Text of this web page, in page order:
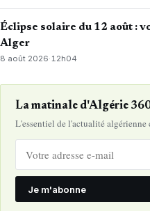
Éclipse solaire du 12 août :
Alger
8 août 2026·12h04
La matinale d'Algérie
L'essentiel de l'actualité
Je m'abonne